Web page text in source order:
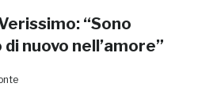
“Sono
nuovo nell’amore”